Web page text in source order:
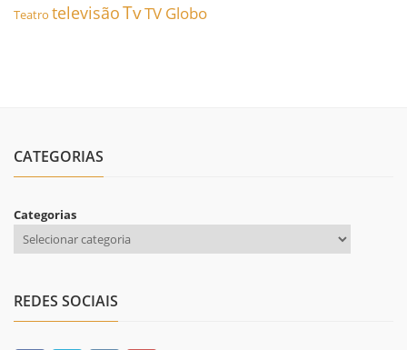
Teatro televisãoTvTV Globo
CATEGORIAS
Categorias
REDES SOCIAIS